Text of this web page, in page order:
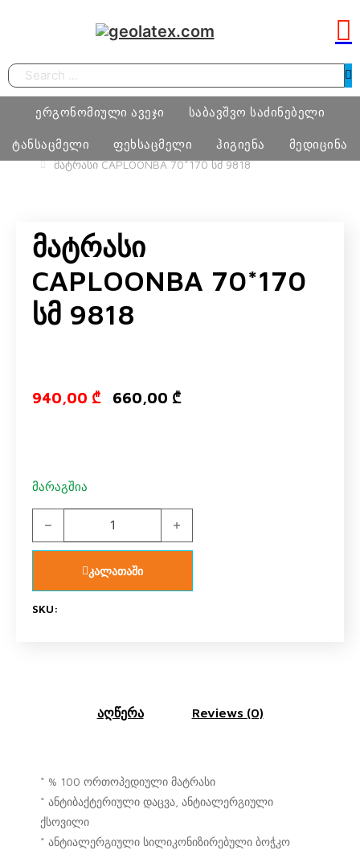
Search
ერგონომიული ავეჯი
ერგონომიული სავარძლები
ოფისი
სკოლამდელი ასაკის ავეჯი
საბავშვო საძინებელი
მატრასი, თეთრეული
განათება, ხალიჩა
ტანსაცმელი
გოგო
ქალი
კაცი
ფეხსაცმელი ჰიგიენა
მასაჟის გელი
პრეზერვატივი
მედიცინა
HOME ᲐᲕᲔᲯᲘ ᲡᲐᲑᲐᲕᲨᲕᲝ ᲡᲐᲫᲘᲜᲔᲑᲔᲚᲘ ᲝᲗᲐᲮᲘ
ᲛᲐᲢᲠᲐᲡᲘ
ᲛᲐᲢᲠᲐᲡᲘ CAPLOONBA 70*170 ᲡᲛ 9818
Მატრასი
CAPLOONBA 70*170
Სმ 9818
940,00 ₾ Original
660,00 ₾Current
მარაგშია
მატრასი CAPLOONBA 70*170 სმ 9818 quantity
კალათაში
SKU:
აღწერა Reviews (0)
* % 100 ორთოპედიული მატრასი
* ანტიბაქტერიული დაცვა, ანტიალერგიული
ქსოვილი
* ანტიალერგიული სილიკონიზირებული ბოჭკო